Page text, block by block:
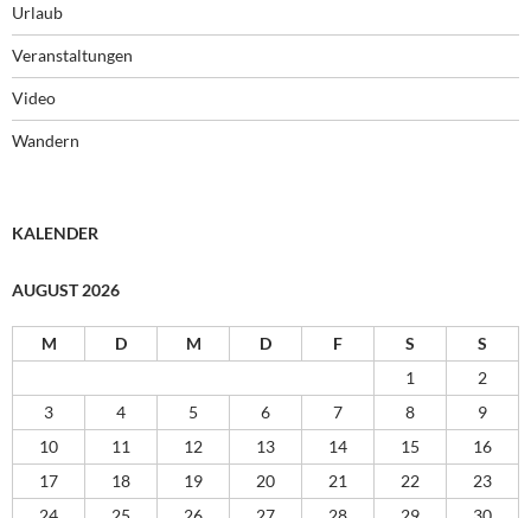
Urlaub
Veranstaltungen
Video
Wandern
KALENDER
AUGUST 2026
M D M D F S
S
1
2
3
4 5 6 7 8
9
10
11 12 13 14 15
16
17
18 19 20 21 22
23